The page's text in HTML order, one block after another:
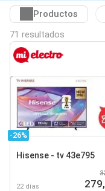
Productos
71 resultados
-26%
Hisense - tv 43e795
22 días